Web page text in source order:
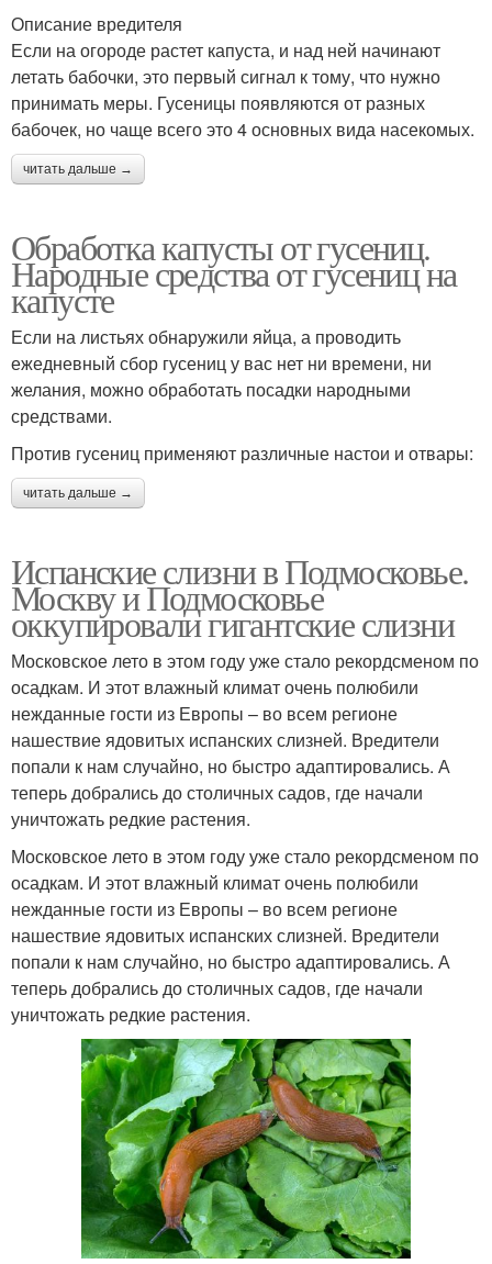
Описание вредителя
Если на огороде растет капуста, и над ней начинают
летать бабочки, это первый сигнал к тому, что нужно
принимать меры. Гусеницы появляются от разных
бабочек, но чаще всего это 4 основных вида насекомых.
читать дальше →
Обработка капусты от гусениц.
Народные средства от гусениц на
капусте
Если на листьях обнаружили яйца, а проводить
ежедневный сбор гусениц у вас нет ни времени, ни
желания, можно обработать посадки народными
средствами.
Против гусениц применяют различные настои и отвары:
читать дальше →
Испанские слизни в Подмосковье.
Москву и Подмосковье
оккупировали гигантские слизни
Московское лето в этом году уже стало рекордсменом по
осадкам. И этот влажный климат очень полюбили
нежданные гости из Европы – во всем регионе
нашествие ядовитых испанских слизней. Вредители
попали к нам случайно, но быстро адаптировались. А
теперь добрались до столичных садов, где начали
уничтожать редкие растения.
Московское лето в этом году уже стало рекордсменом по
осадкам. И этот влажный климат очень полюбили
нежданные гости из Европы – во всем регионе
нашествие ядовитых испанских слизней. Вредители
попали к нам случайно, но быстро адаптировались. А
теперь добрались до столичных садов, где начали
уничтожать редкие растения.